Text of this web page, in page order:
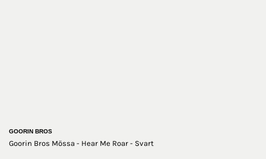
GOORIN BROS
Goorin Bros Mössa - Hear Me Roar - Svart